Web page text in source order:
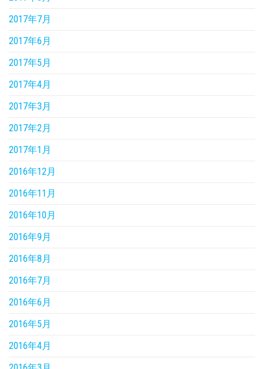
2017年7月
2017年6月
2017年5月
2017年4月
2017年3月
2017年2月
2017年1月
2016年12月
2016年11月
2016年10月
2016年9月
2016年8月
2016年7月
2016年6月
2016年5月
2016年4月